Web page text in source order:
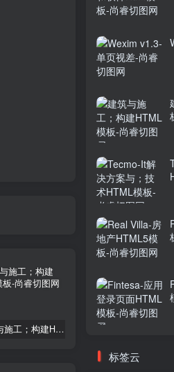
建筑与施工；构建HTML模板
标签云